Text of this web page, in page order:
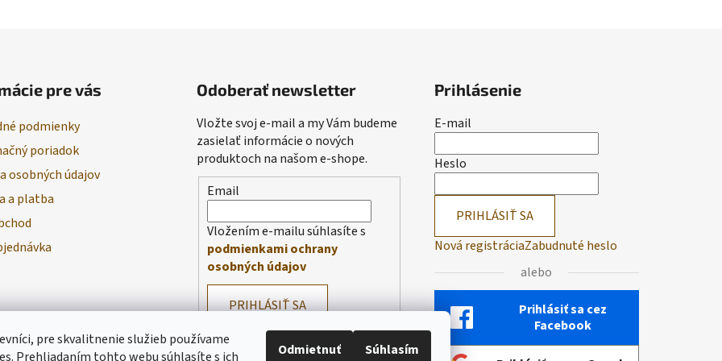
pre skvalitnenie služieb používame
Prehliadaním tohto webu súhlasíte s ich
Odmietnuť Súhlasím
pre vás
podmienky
poriadok
osobných údajov
a platba
Odoberať newsletter
Vložte svoj e-mail a my Vám budeme
zasielať informácie o nových
produktoch na našom e-shope.
Email
Vložením e-mailu súhlasíte s
podmienkami ochrany
osobných údajov
PRIHLÁSIŤ SA
Prihlásenie
E-mail
Heslo
PRIHLÁSIŤ SA
Nová registráciaZabudnuté heslo
alebo
Prihlásiť sa cez
Facebook